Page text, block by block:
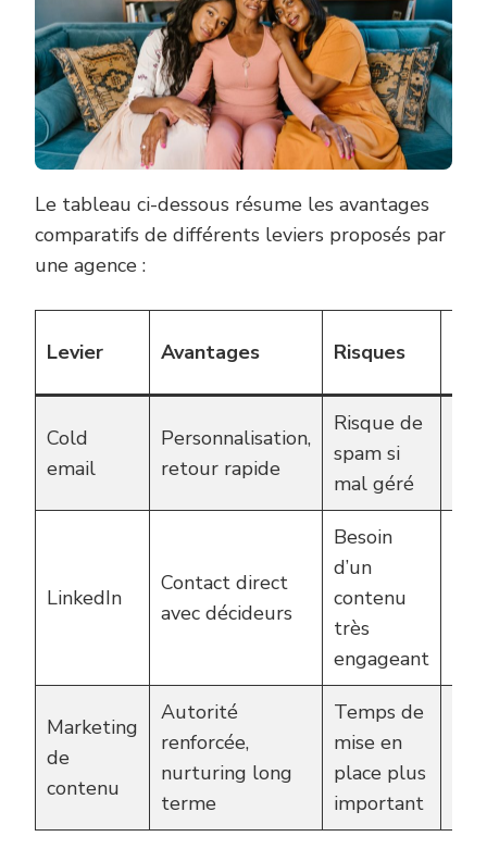
Le tableau ci-dessous résume les avantages
comparatifs de différents leviers proposés par
une agence :
Levier Avantages Risques
Cold
email
Personnalisation,
retour rapide
Risque de
spam si
mal géré
LinkedIn
Contact direct
avec décideurs
Besoin
d’un
contenu
très
engageant
Marketing
de
contenu
Autorité
renforcée,
nurturing long
terme
Temps de
mise en
place plus
important